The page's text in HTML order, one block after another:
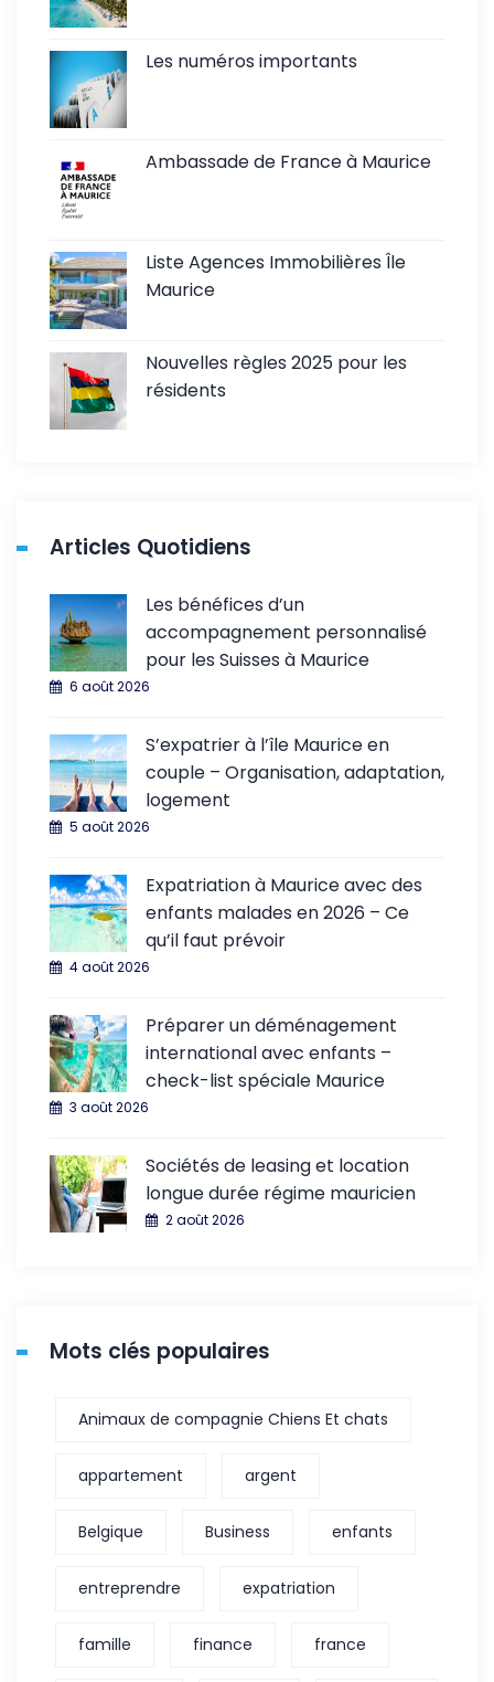
Les numéros importants
Ambassade de France à Maurice
Liste Agences Immobilières Île
Maurice
Nouvelles règles 2025 pour les
résidents
Articles Quotidiens
Les bénéfices d’un
accompagnement personnalisé
pour les Suisses à Maurice
6 août 2026
S’expatrier à l’île Maurice en
couple – Organisation, adaptation,
logement
5 août 2026
Expatriation à Maurice avec des
enfants malades en 2026 – Ce
qu’il faut prévoir
4 août 2026
Préparer un déménagement
international avec enfants –
check-list spéciale Maurice
3 août 2026
Sociétés de leasing et location
longue durée régime mauricien
2 août 2026
Mots clés populaires
Animaux de compagnie Chiens Et chats
appartement argent
Belgique Business enfants
entreprendre expatriation
famille finance france